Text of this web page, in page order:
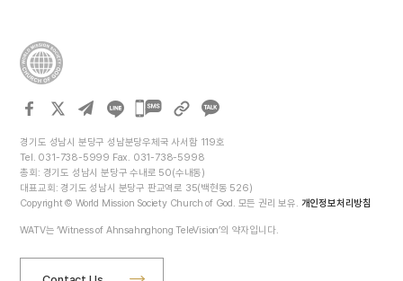
여겼다. 어머니 홀로 얼마나 힘들고 외로우셨을까 생각하니 마음이 아팠다.
이제라도 어머니의 짐을 나눠드는 자녀가 되련다.
카카오톡
경기도 성남시 분당구 성남분당우체국 사서함 119호
Tel. 031-738-5999 Fax. 031-738-5998
총회: 경기도 성남시 분당구 수내로 50(수내동)
대표교회: 경기도 성남시 분당구 판교역로 35(백현동 526)
Copyright © World Mission Society Church of God. 모든 권리 보유. 개인정보처리방침
WATV는 ‘Witness of Ahnsahnghong TeleVision’의 약자입니다.